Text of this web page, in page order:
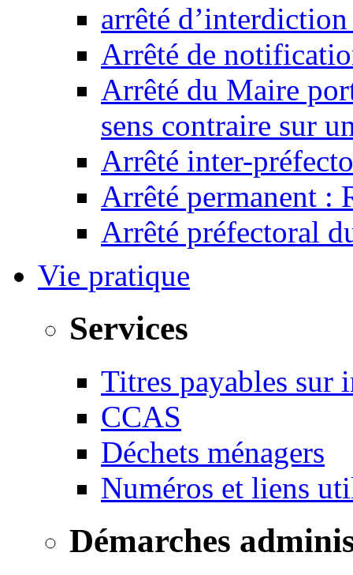
arrêté
Arrêté de
Arrêté du Maire
sens contraire sur
Arrêté inter-
Arrêté permanent :
Arrêté préfectoral
Vie pratique
Services
Titres payables sur
CCAS
Déchets ménagers
Numéros et liens
Démarches